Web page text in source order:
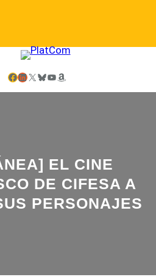
Facebook LinkedIn X Bluesky YouTube Amazon
EL CINE
DE CIFESA A
PERSONAJES